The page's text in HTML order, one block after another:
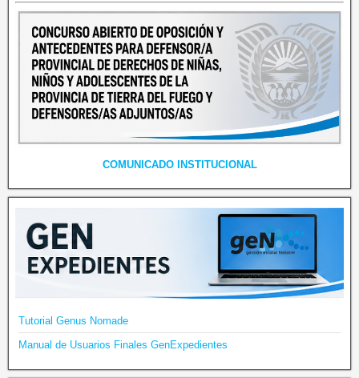
COMUNICADO INSTITUCIONAL
Tutorial Genus Nomade
Manual de Usuarios Finales GenExpedientes